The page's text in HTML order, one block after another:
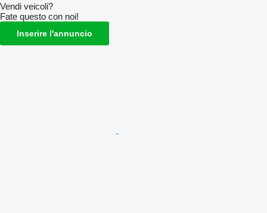
Vendi veicoli?
Fate questo con noi!
Inserire l'annuncio